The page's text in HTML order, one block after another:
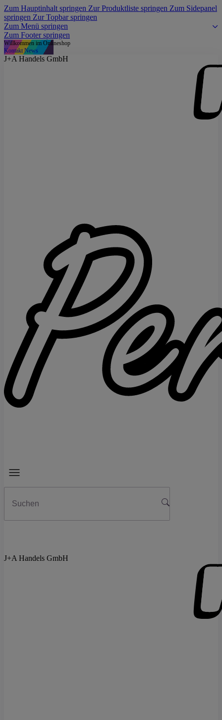
Zum Hauptinhalt springen Zur Produktliste springen Zum Sidepanel
springen Zur Topbar springen
Zum Menü springen
Zum Footer springen
Willkommen im Onlineshop
Kontakt News
J+A Handels GmbH
J+A Handels GmbH